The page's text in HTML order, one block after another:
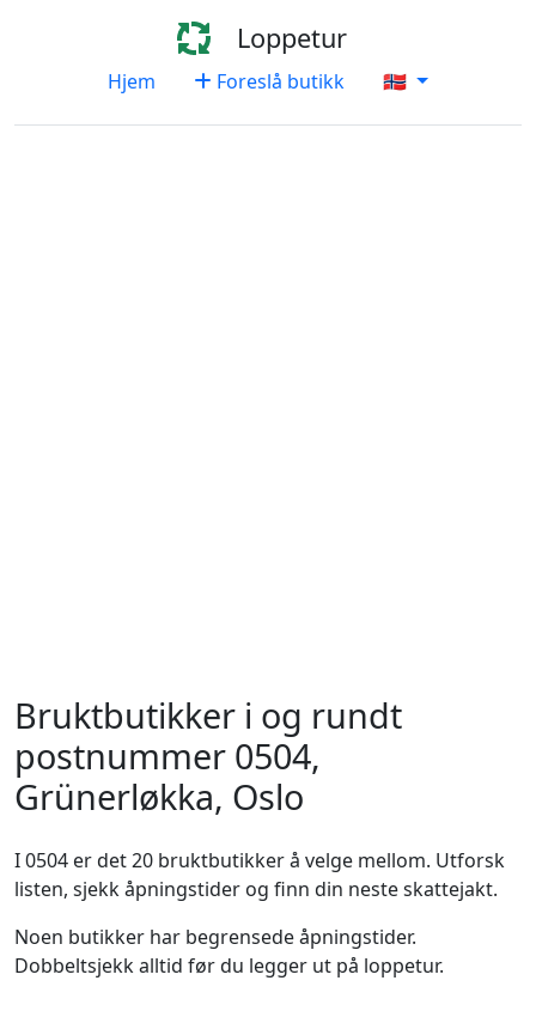
Loppetur
Hjem Foreslå butikk 🇳🇴
Bruktbutikker i og rundt
postnummer 0504,
Grünerløkka, Oslo
I 0504 er det 20 bruktbutikker å velge mellom. Utforsk
listen, sjekk åpningstider og finn din neste skattejakt.
Noen butikker har begrensede åpningstider.
Dobbeltsjekk alltid før du legger ut på loppetur.